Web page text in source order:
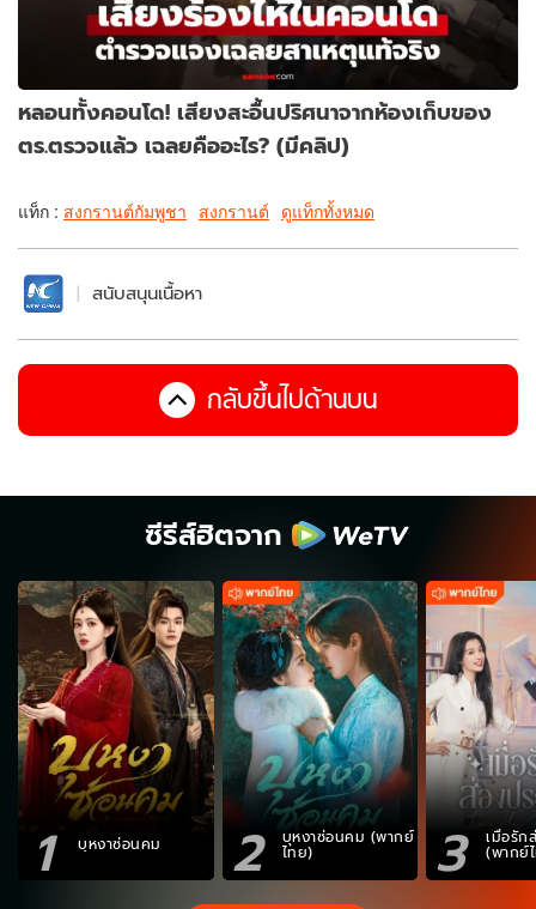
หลอนทั้งคอนโด! เสียงสะอื้นปริศนาจากห้องเก็บของ
ตร.ตรวจแล้ว เฉลยคืออะไร? (มีคลิป)
แท็ก : สงกรานต์กัมพูชา สงกรานต์ ดูแท็กทั้งหมด
สนับสนุนเนื้อหา
กลับขึ้นไปด้านบน
ซีรีส์ฮิตจาก
1 บุหงาซ่อนคม 2 บุหงาซ่อนคม (พากย์
ไทย) 3 เมื่อรัก
(พากย์